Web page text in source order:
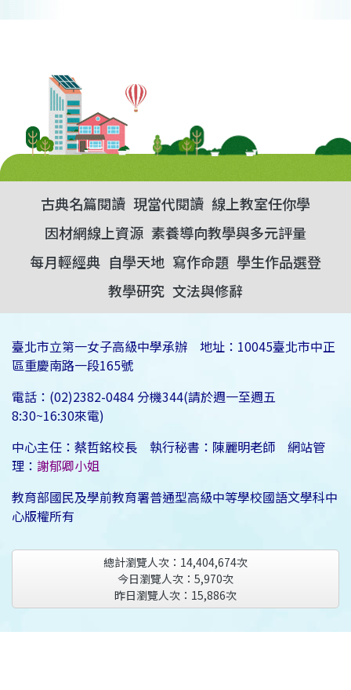
古典名篇閱讀 現當代閱讀 線上教室任你學
因材網線上資源 素養導向教學與多元評量
每月輕經典 自學天地 寫作命題 學生作品選登
教學研究 文法與修辭
臺北市立第一女子高級中學承辦 地址：10045臺北市中正
區重慶南路一段165號
電話：(02)2382-0484 分機344(請於週一至週五
8:30~16:30來電)
中心主任：蔡哲銘校長 執行秘書：陳麗明老師 網站管
理： 謝郁卿小姐
教育部國民及學前教育署普通型高級中等學校國語文學科中
心版權所有
總計瀏覽人次： 14,404,674次
今日瀏覽人次： 5,970次
昨日瀏覽人次： 15,886次